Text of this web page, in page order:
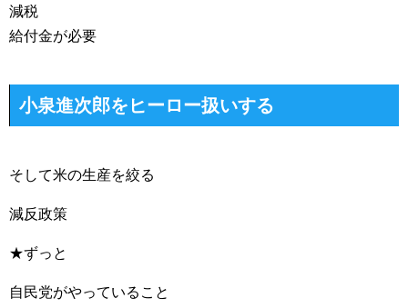
減税
給付金が必要
小泉進次郎をヒーロー扱いする
そして米の生産を絞る
減反政策
★ずっと
自民党がやっていること